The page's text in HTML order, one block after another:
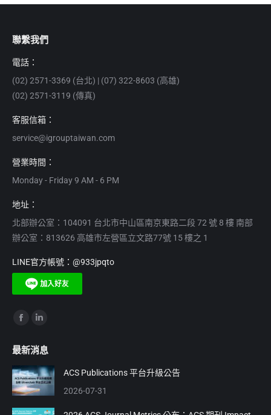
聯繫我們
電話：
(02) 2571-3369 (台北) | (07) 322-8603 (高雄)
(02) 2571-3119 (傳真)
客服信箱：
service@igrouptaiwan.com
營業時間：
Monday - Friday 9 AM - 6 PM
地址：
北部辦公室：104091 台北市中山區南京東路二段 72 號 8 樓 南部
辦公室：813626 高雄市左營區立文路77號 15 樓之 1
LINE官方帳號：@933jpqto
Find us on:
opens
in
new
opens
in
new
最新消息
ACS Publications 平台升級公告
2026-07-31